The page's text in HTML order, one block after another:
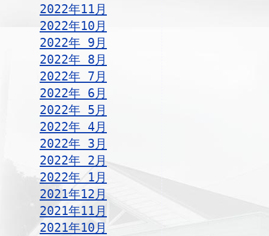
2022年11月
2022年10月
2022年 9月
2022年 8月
2022年 7月
2022年 6月
2022年 5月
2022年 4月
2022年 3月
2022年 2月
2022年 1月
2021年12月
2021年11月
2021年10月